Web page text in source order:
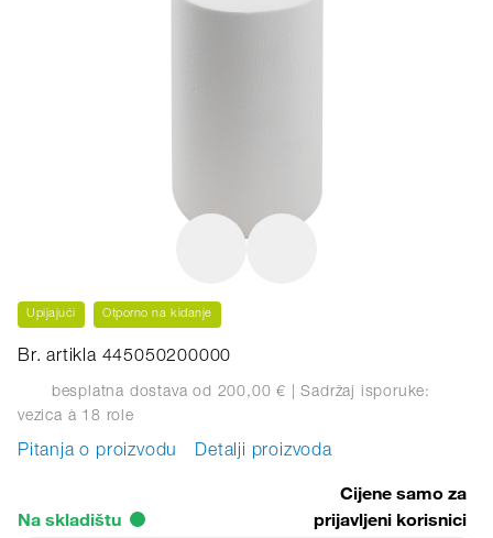
Upijajući Otporno na kidanje
Br. artikla 445050200000
besplatna dostava od 200,00 € | Sadržaj isporuke:
vezica à 18 role
Pitanja o proizvodu Detalji proizvoda
Na skladištu
Cijene samo za
prijavljeni korisnici